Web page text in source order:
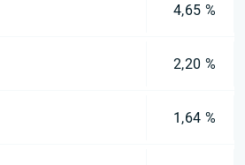
4,65 %
2,20 %
1,64 %